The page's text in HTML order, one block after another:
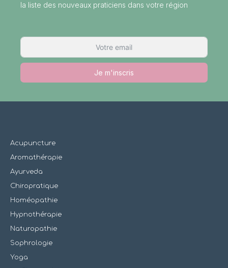
la liste des nouveaux praticiens dans votre région
Je m'inscris
Acupuncture
Aromathérapie
Ayurveda
Chiropratique
Homéopathie
Hypnothérapie
Naturopathie
Sophrologie
Yoga